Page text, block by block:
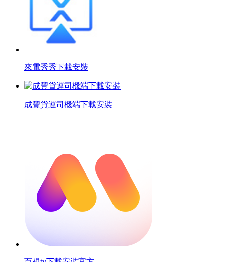
來電秀秀下載安裝
成豐貨運司機端下載安裝